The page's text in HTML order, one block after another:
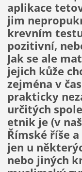
aplikace
jim
krevním
pozitivní,
Jak se ale
jejich kůže
zejména v
prakticky
určitých
etnik je (v
Římské říše
jen u
nebo jiných